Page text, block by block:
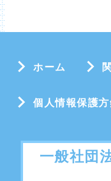
ホーム
個人情報保護
一般社団